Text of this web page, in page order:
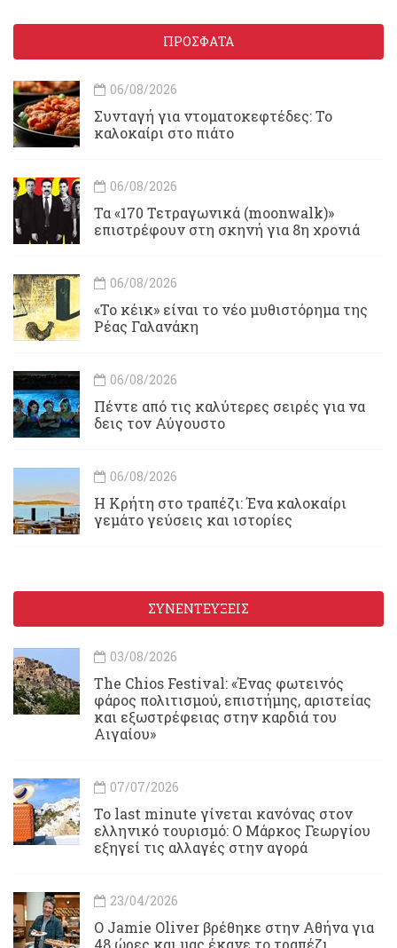
ΠΡΟΣΦΑΤΑ
06/08/2026
Συνταγή για ντοματοκεφτέδες: Το
καλοκαίρι στο πιάτο
06/08/2026
Τα «170 Τετραγωνικά (moonwalk)»
επιστρέφουν στη σκηνή για 8η χρονιά
06/08/2026
«Το κέικ» είναι το νέο μυθιστόρημα της
Ρέας Γαλανάκη
06/08/2026
Πέντε από τις καλύτερες σειρές για να
δεις τον Αύγουστο
06/08/2026
Η Κρήτη στο τραπέζι: Ένα καλοκαίρι
γεμάτο γεύσεις και ιστορίες
ΣΥΝΕΝΤΕΥΞΕΙΣ
03/08/2026
Τhe Chios Festival: «Ένας φωτεινός
φάρος πολιτισμού, επιστήμης, αριστείας
και εξωστρέφειας στην καρδιά του
Αιγαίου»
07/07/2026
Το last minute γίνεται κανόνας στον
ελληνικό τουρισμό: Ο Μάρκος Γεωργίου
εξηγεί τις αλλαγές στην αγορά
23/04/2026
Ο Jamie Oliver βρέθηκε στην Αθήνα για
48 ώρες και μας έκανε το τραπέζι